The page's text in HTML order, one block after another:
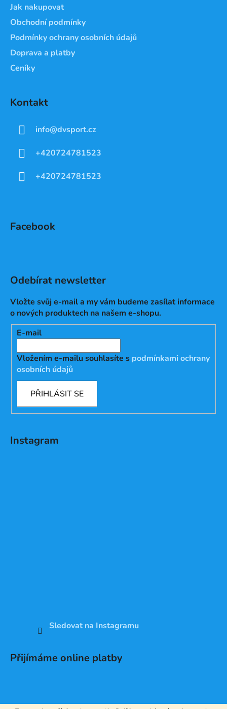
Jak nakupovat
Obchodní podmínky
Podmínky ochrany osobních údajů
Doprava a platby
Ceníky
Kontakt
info@dvsport.cz
+420724781523
+420724781523
Facebook
Odebírat newsletter
Vložte svůj e-mail a my vám budeme zasílat informace
o nových produktech na našem e-shopu.
E-mail
Vložením e-mailu souhlasíte s podmínkami ochrany
osobních údajů
PŘIHLÁSIT SE
Instagram
Sledovat na Instagramu
Přijímáme online platby